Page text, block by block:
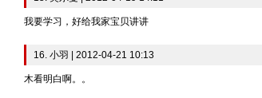
我要学习，好给我家宝贝讲讲
16. 小羽 | 2012-04-21 10:13
木看明白啊。。